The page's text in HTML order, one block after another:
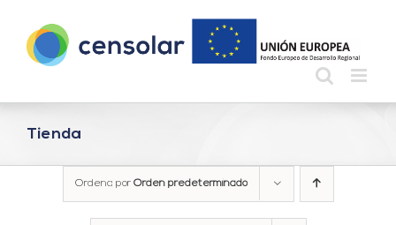
contenido
Tienda
Ordena por Orden predeterminado